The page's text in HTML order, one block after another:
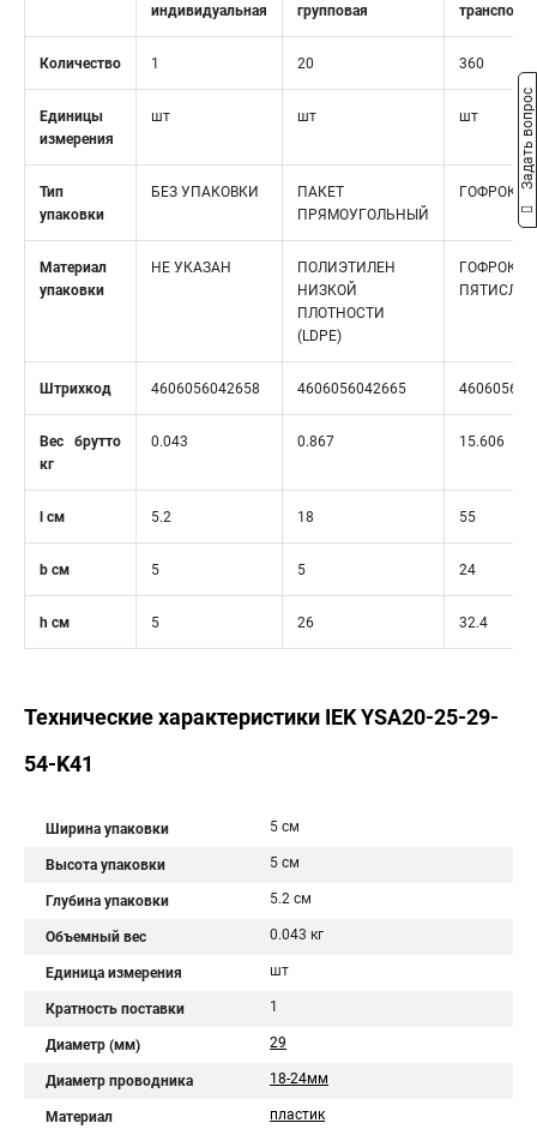
индивидуальная групповая
Количество 1 20 360
Единицы
измерения
шт шт шт
Тип
упаковки
БЕЗ УПАКОВКИ
ПАКЕТ
ПРЯМОУГОЛЬНЫЙ
Материал
упаковки
НЕ УКАЗАН
ПОЛИЭТИЛЕН
НИЗКОЙ
ПЛОТНОСТИ
(LDPE)
Штрихкод 4606056042658 4606056042665
Вес брутто
кг
0.043 0.867 15.606
l см 5.2 18 55
b см 5 5 24
h см 5 26 32.4
Технические характеристики IEK YSA20-25-29-
54-K41
Ширина упаковки 5 см
Высота упаковки 5 см
Глубина упаковки 5.2 см
Объемный вес 0.043 кг
Единица измерения шт
Кратность поставки 1
Диаметр (мм) 29
Диаметр проводника 18-24мм
Материал пластик
Задать вопрос